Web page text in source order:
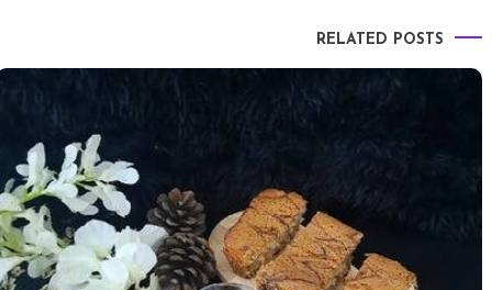
RELATED POSTS